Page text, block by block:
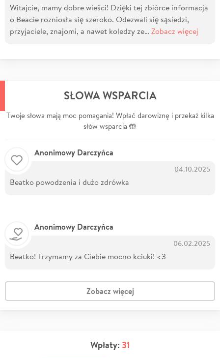
Witajcie, mamy dobre wieści! Dzięki tej zbiórce informacja
o Beacie rozniosła się szeroko. Odezwali się sąsiedzi,
przyjaciele, znajomi, a nawet koledzy ze… Zobacz więcej
SŁOWA WSPARCIA
Twoje słowa mają moc pomagania! Wpłać darowiznę i przekaż kilka
słów wsparcia 🤲
Anonimowy Darczyńca
04.10.2025
Beatko powodzenia i dużo zdrówka
Anonimowy Darczyńca
06.02.2025
Beatko! Trzymamy za Ciebie mocno kciuki! <3
Zobacz więcej
Wpłaty: 31